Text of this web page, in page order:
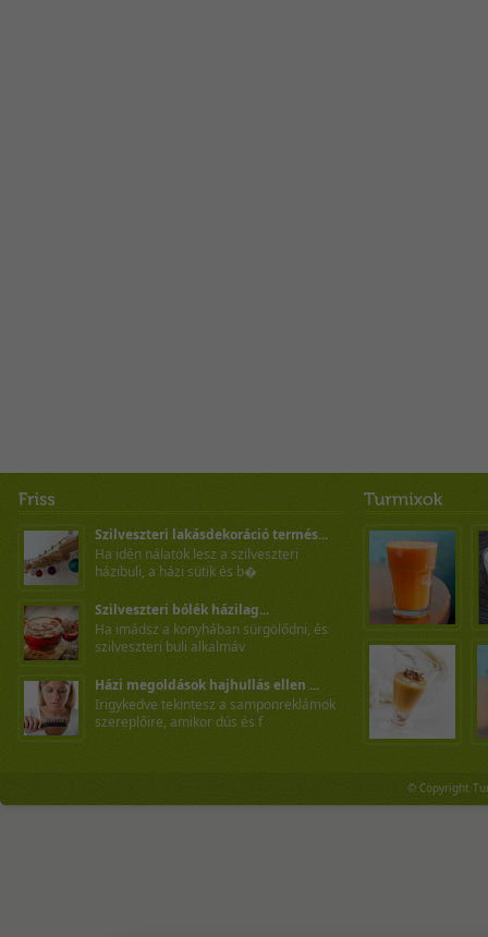
Szilveszteri lakásdekoráció termés...
Ha idén nálatok lesz a szilveszteri
házibuli, a házi sütik és b�
Szilveszteri bólék házilag...
Ha imádsz a konyhában sürgölődni, és
szilveszteri buli alkalmáv
Házi megoldások hajhullás ellen ...
Irigykedve tekintesz a samponreklámok
szereplőire, amikor dús és f
© Copyright